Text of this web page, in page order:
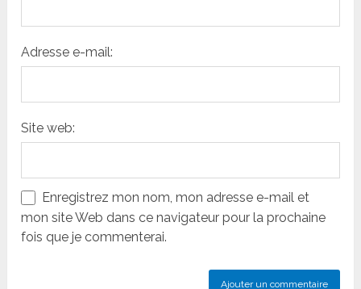
Adresse e-mail:
Site web:
Enregistrez mon nom, mon adresse e-mail et
mon site Web dans ce navigateur pour la prochaine
fois que je commenterai.